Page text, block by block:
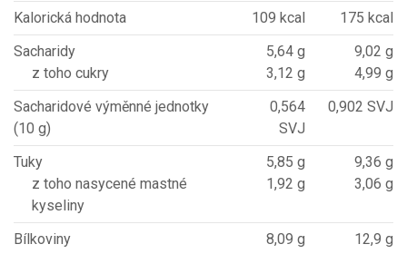
Kalorická hodnota
109 kcal
175 kcal
Sacharidy
z toho cukry
5,64 g
3,12 g
9,02 g
4,99 g
Sacharidové výměnné jednotky
(10 g)
0,564
SVJ
0,902 SVJ
Tuky
z toho nasycené mastné
kyseliny
5,85 g
1,92 g
9,36 g
3,06 g
Bílkoviny 8,09 g
12,9 g